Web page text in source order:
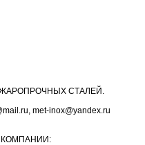
СТАЛЕЙ.
met-inox@yandex.ru